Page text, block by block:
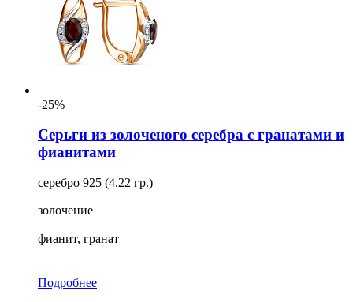
-25%
Серьги из золоченого серебра с гранатами и
фианитами
серебро 925 (4.22 гр.)
золочение
фианит, гранат
Подробнее